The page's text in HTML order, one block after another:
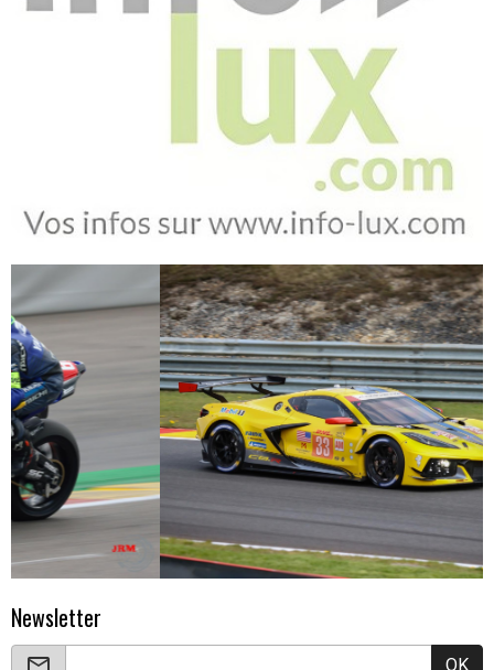
Newsletter
OK